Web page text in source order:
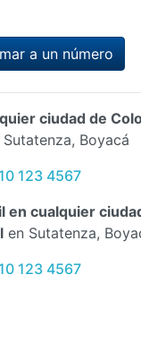
a un número
ciudad de
Boyacá
123 4567
en cualquier
en Sutatenza,
123 4567